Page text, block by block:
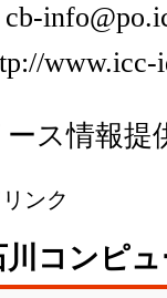
www.icc-
ス情報提
ンク
川コンピ